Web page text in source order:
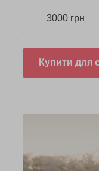
3000 грн
Купити для